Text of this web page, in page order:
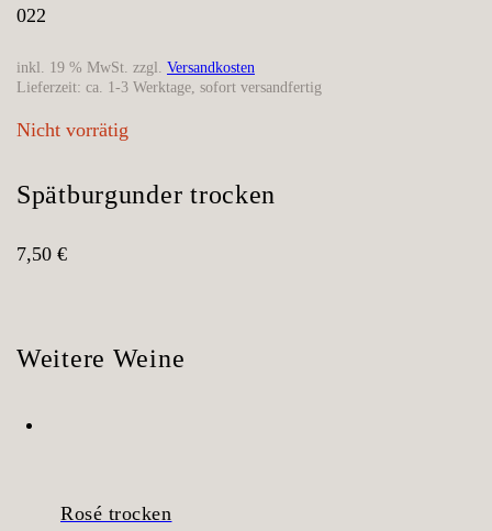
Spätburgunder trocken
inkl. 19 % MwSt. zzgl. Versandkosten
022
7,50 €
Lieferzeit: ca. 1-3 Werktage, sofort versandfertig
Nicht vorrätig
Weitere Weine
Rosé trocken